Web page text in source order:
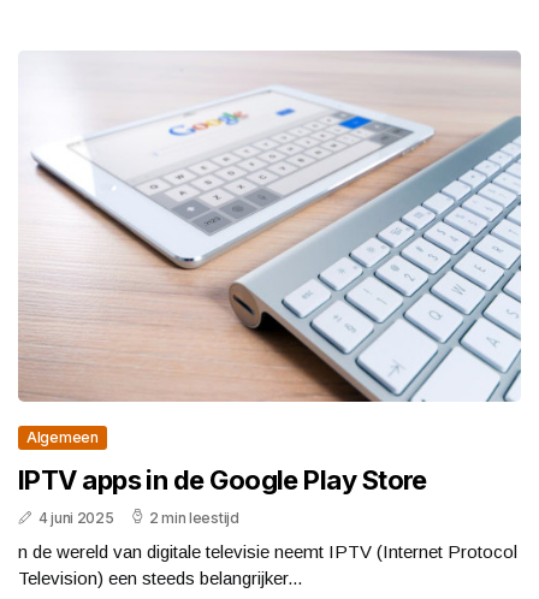
Algemeen
IPTV apps in de Google Play Store
4 juni 2025 2 min leestijd
n de wereld van digitale televisie neemt IPTV (Internet Protocol
Television) een steeds belangrijker...